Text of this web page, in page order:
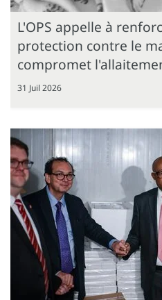
L'OPS appelle à
protection contre le
compromet
31 Juil 2026